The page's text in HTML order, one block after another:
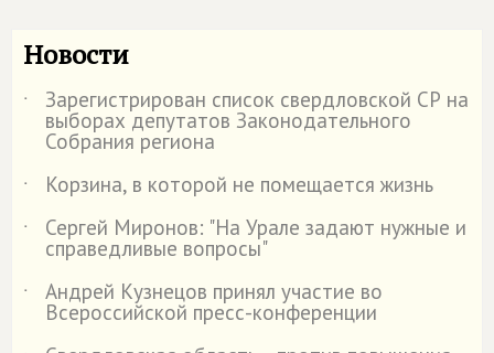
Новости
˙ Зарегистрирован список свердловской СР на
выборах депутатов Законодательного
Собрания региона
˙
Корзина, в которой не помещается жизнь
˙
Сергей Миронов: "На Урале задают нужные и
справедливые вопросы"
˙
Андрей Кузнецов принял участие во
Всероссийской пресс-конференции